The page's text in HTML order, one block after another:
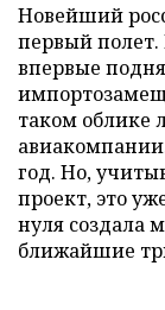
Новейший
первый полет.
впервые
таком облике
год. Но,
проект, это
нуля создала
ближайшие